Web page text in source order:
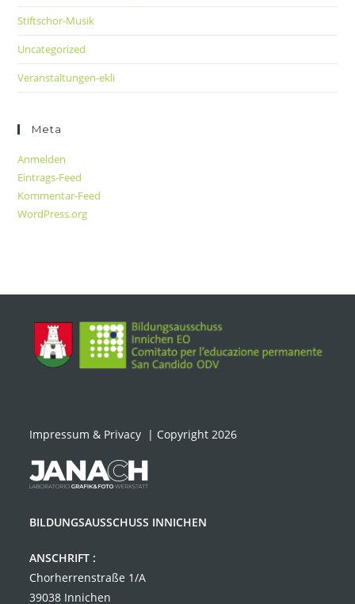
Stiftschor-Musik
Uncategorized
Veranstaltungen-ekli
Meta
Anmelden
Eintrags-Feed
Kommentar-Feed
WordPress.org
Impressum & Privacy | Copyright 2026
BILDUNGSAUSSCHUSS INNICHEN
ANSCHRIFT :
Chorherrenstraße 1/A
39038 Innichen